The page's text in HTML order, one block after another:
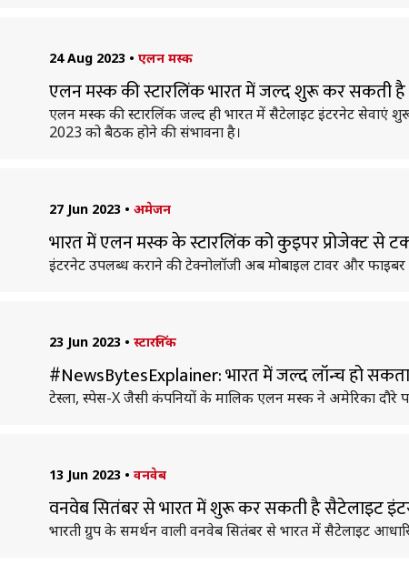
24 Aug 2023 • एलन मस्क
एलन मस्क की स्टारलिंक भारत में जल्द शुरू कर सकती
एलन मस्क की स्टारलिंक जल्द ही भारत में सैटेलाइट इंटरनेट सेवाएं
2023 को बैठक होने की संभावना है।
27 Jun 2023 • अमेजन
भारत में एलन मस्क के स्टारलिंक को कुइपर प्रोजेक्ट से
इंटरनेट उपलब्ध कराने की टेक्नोलॉजी अब मोबाइल टावर और
23 Jun 2023 • स्टारलिंक
#NewsBytesExplainer: भारत में जल्द लॉन्च हो
टेस्ला, स्पेस-X जैसी कंपनियों के मालिक एलन मस्क ने अमेरिका दौरे
13 Jun 2023 • वनवेब
वनवेब सितंबर से भारत में शुरू कर सकती है सैटेलाइट
भारती ग्रुप के समर्थन वाली वनवेब सितंबर से भारत में सैटेलाइट